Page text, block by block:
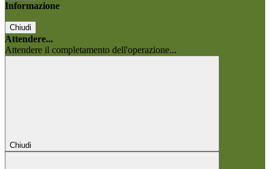
Informazione
Chiudi
Attendere...
Attendere il completamento dell'operazione...
Chiudi